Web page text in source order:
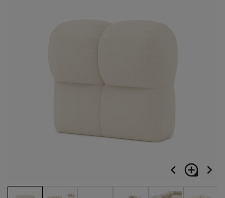
navigate_before loupe navigate_next